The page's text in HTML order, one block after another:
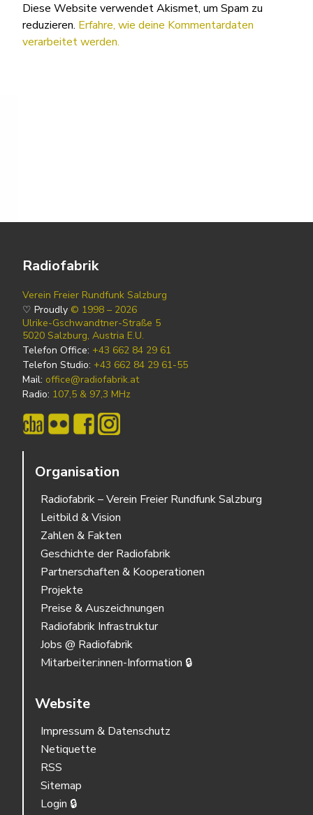
Diese Website verwendet Akismet, um Spam zu
reduzieren. Erfahre, wie deine Kommentardaten
verarbeitet werden.
Radiofabrik
Verein Freier Rundfunk Salzburg
♡ Proudly © 1998 – 2026
Ulrike-Gschwandtner-Straße 5
5020 Salzburg, Austria E.U.
Telefon Office: +43 662 84 29 61
Telefon Studio: +43 662 84 29 61-55
Mail: office@radiofabrik.at
Radio: 107,5 & 97,3 MHz
Organisation
Radiofabrik – Verein Freier Rundfunk Salzburg
Leitbild & Vision
Zahlen & Fakten
Geschichte der Radiofabrik
Partnerschaften & Kooperationen
Projekte
Preise & Auszeichnungen
Radiofabrik Infrastruktur
Jobs @ Radiofabrik
Mitarbeiter:innen-Information 🔒
Website
Impressum & Datenschutz
Netiquette
RSS
Sitemap
Login 🔒